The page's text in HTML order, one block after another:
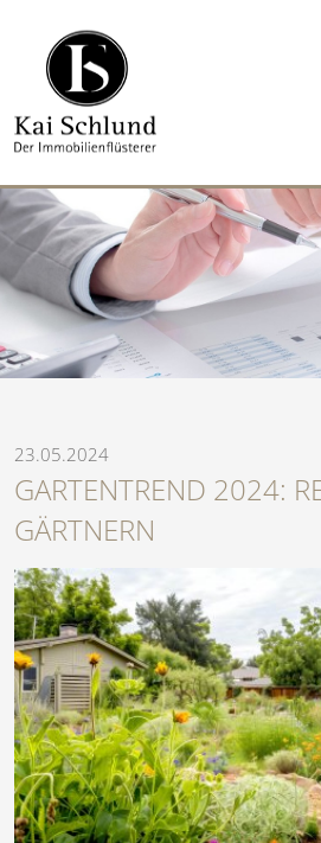
23.05.2024
GARTENTREND 2024:
GÄRTNERN